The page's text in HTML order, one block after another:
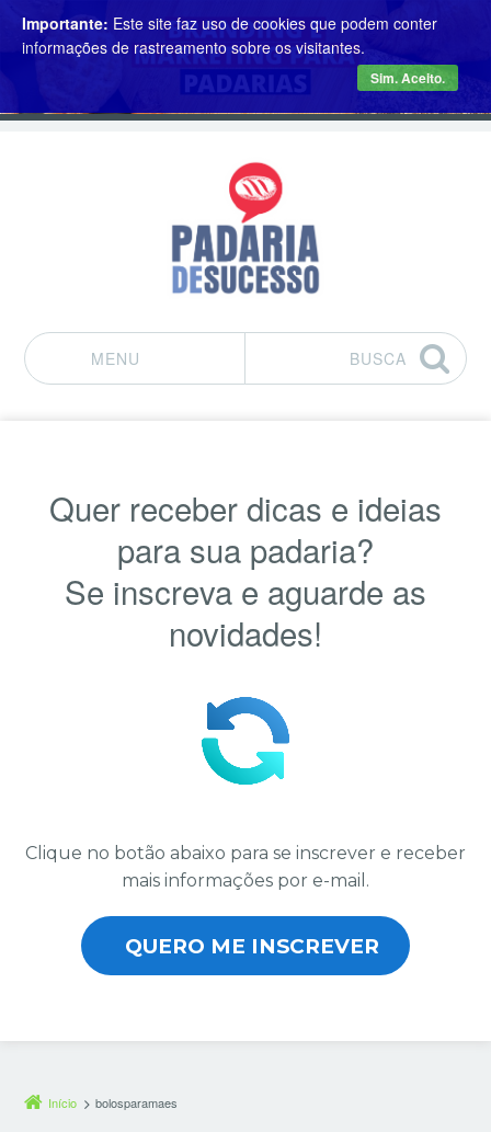
MENU
BUSCA
Quer receber dicas e ideias
para sua padaria?
Se inscreva e aguarde as
novidades!
Clique no botão abaixo para se inscrever e receber
mais informações por e-mail.
QUERO ME INSCREVER
Início bolosparamaes
Importante: Este site faz uso de cookies que podem conter
informações de rastreamento sobre os visitantes.
Sim. Aceito.